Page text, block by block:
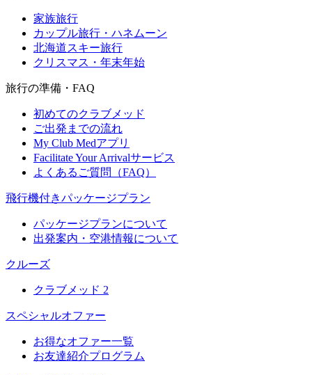
家族旅行
カップル旅行・ハネムーン
北海道スキー旅行
クリスマス・年末年始
旅行の準備・FAQ
初めてのクラブメッド
ご出発までの流れ
My Club Medアプリ
Facilitate Your Arrivalサービス
よくあるご質問（FAQ）
飛行機付きパッケージプラン
パッケージプランについて
出発案内・空港情報について
クルーズ
クラブメッド 2
スペシャルオファー
お得なオファー一覧
お友達紹介プログラム